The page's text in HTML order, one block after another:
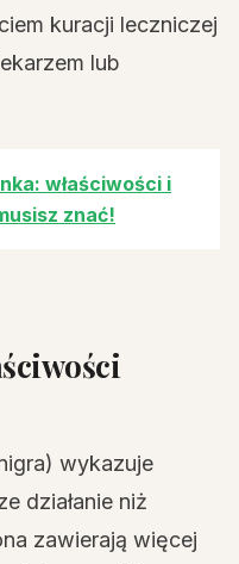
kuracji leczniczej
lub
właściwości i
znać!
wykazuje
działanie niż
zawierają więcej